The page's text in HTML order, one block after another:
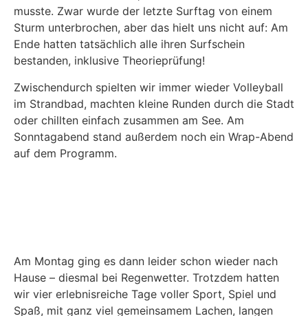
musste. Zwar wurde der letzte Surftag von einem
Sturm unterbrochen, aber das hielt uns nicht auf: Am
Ende hatten tatsächlich alle ihren Surfschein
bestanden, inklusive Theorieprüfung!
Zwischendurch spielten wir immer wieder Volleyball
im Strandbad, machten kleine Runden durch die Stadt
oder chillten einfach zusammen am See. Am
Sonntagabend stand außerdem noch ein Wrap-Abend
auf dem Programm.
Am Montag ging es dann leider schon wieder nach
Hause – diesmal bei Regenwetter. Trotzdem hatten
wir vier erlebnisreiche Tage voller Sport, Spiel und
Spaß, mit ganz viel gemeinsamem Lachen, langen